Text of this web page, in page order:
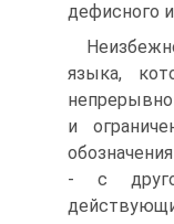
дефисного
языка,
и
- с